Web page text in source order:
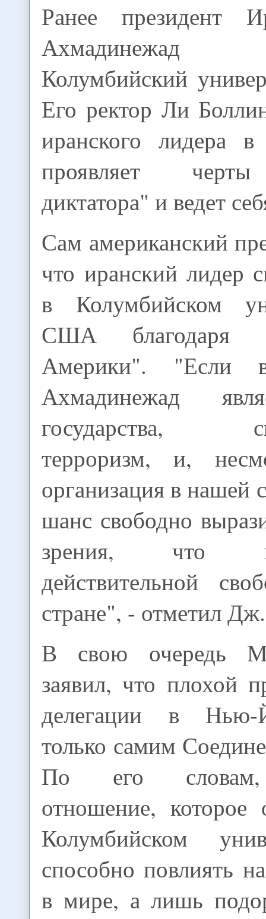
Ранее президент
Колумбийский
Его ректор Ли
иранского лидера
проявляет
диктатора" и ведет
Сам американский
что иранский лидер
в Колумбийском
США благодаря
Америки". "Если
Ахмадинежад
государства,
терроризм, и,
организация в нашей
шанс свободно
зрения, что
действительной
стране", - отметил
В свою очередь
заявил, что плохой
делегации в Нью-
только самим
По его словам,
отношение, которое
Колумбийском
способно повлиять
в мире, а лишь